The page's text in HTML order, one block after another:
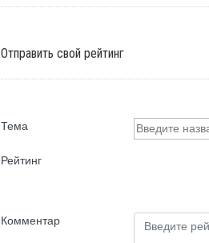
Отправить свой рейтинг
Тема
Рейтинг
Комментар